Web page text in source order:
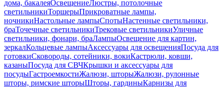
дома, бакалеяОсвещениеЛюстры, потолочные
светильникиТоршерыПрикроватные лампы,
ночникиНастольные лампыСпотыНастенные светильники,
браТочечные светильникиТрековые светильникиУличные
светильники, фонари, браЛампыОсвещение для картин,
зеркалКольцевые лампыАксессуары для освещенияПосуда для
готовкиСковороды, сотейники, вокиКастрюли, ковши,
казаныПосуда для СВЧКрышки и аксессуары для
посудыГастроемкостиЖалюзи, шторыЖалюзи, рулонные
шторы, римские шторыШторы, гардиныКарнизы для